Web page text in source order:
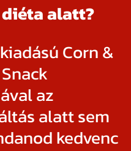
alatt?
Corn &
az
alatt sem
kedvenc